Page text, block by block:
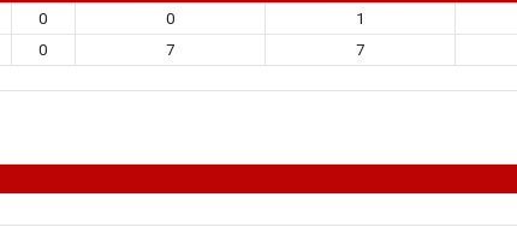
0 0 1
0 7 7